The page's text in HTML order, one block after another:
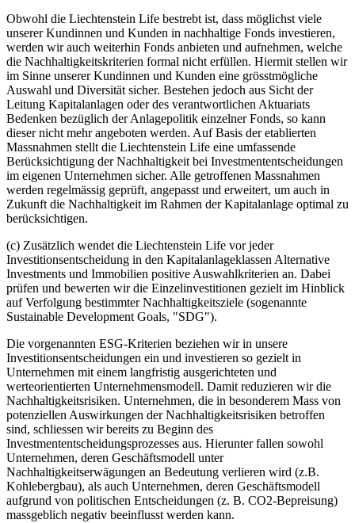
Obwohl die Liechtenstein Life bestrebt ist, dass möglichst viele
unserer Kundinnen und Kunden in nachhaltige Fonds investieren,
werden wir auch weiterhin Fonds anbieten und aufnehmen, welche
die Nachhaltigkeitskriterien formal nicht erfüllen. Hiermit stellen wir
im Sinne unserer Kundinnen und Kunden eine grösstmögliche
Auswahl und Diversität sicher. Bestehen jedoch aus Sicht der
Leitung Kapitalanlagen oder des verantwortlichen Aktuariats
Bedenken bezüglich der Anlagepolitik einzelner Fonds, so kann
dieser nicht mehr angeboten werden. Auf Basis der etablierten
Massnahmen stellt die Liechtenstein Life eine umfassende
Berücksichtigung der Nachhaltigkeit bei Investmententscheidungen
im eigenen Unternehmen sicher. Alle getroffenen Massnahmen
werden regelmässig geprüft, angepasst und erweitert, um auch in
Zukunft die Nachhaltigkeit im Rahmen der Kapitalanlage optimal zu
berücksichtigen.
(c) Zusätzlich wendet die Liechtenstein Life vor jeder
Investitionsentscheidung in den Kapitalanlageklassen Alternative
Investments und Immobilien positive Auswahlkriterien an. Dabei
prüfen und bewerten wir die Einzelinvestitionen gezielt im Hinblick
auf Verfolgung bestimmter Nachhaltigkeitsziele (sogenannte
Sustainable Development Goals, "SDG").
Die vorgenannten ESG-Kriterien beziehen wir in unsere
Investitionsentscheidungen ein und investieren so gezielt in
Unternehmen mit einem langfristig ausgerichteten und
werteorientierten Unternehmensmodell. Damit reduzieren wir die
Nachhaltigkeitsrisiken. Unternehmen, die in besonderem Mass von
potenziellen Auswirkungen der Nachhaltigkeitsrisiken betroffen
sind, schliessen wir bereits zu Beginn des
Investmententscheidungsprozesses aus. Hierunter fallen sowohl
Unternehmen, deren Geschäftsmodell unter
Nachhaltigkeitserwägungen an Bedeutung verlieren wird (z.B.
Kohlebergbau), als auch Unternehmen, deren Geschäftsmodell
aufgrund von politischen Entscheidungen (z. B. CO2-Bepreisung)
massgeblich negativ beeinflusst werden kann.